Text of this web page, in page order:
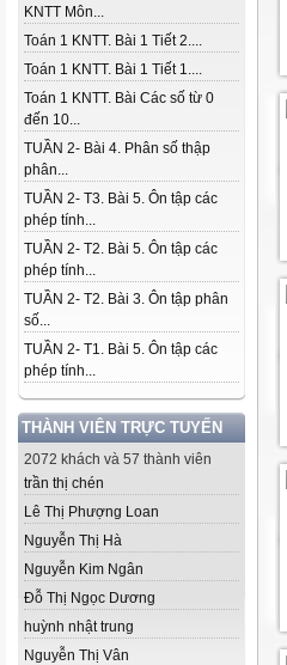
KNTT Môn...
Toán 1 KNTT. Bài 1 Tiết 2....
Toán 1 KNTT. Bài 1 Tiết 1....
Toán 1 KNTT. Bài Các số từ 0
đến 10...
TUẦN 2- Bài 4. Phân số thập
phân...
TUẦN 2- T3. Bài 5. Ôn tập các
phép tính...
TUẦN 2- T2. Bài 5. Ôn tập các
phép tính...
TUẦN 2- T2. Bài 3. Ôn tập phân
số...
TUẦN 2- T1. Bài 5. Ôn tập các
phép tính...
THÀNH VIÊN TRỰC TUYẾN
2072 khách và 57 thành viên
trần thị chén
Lê Thị Phượng Loan
Nguyễn Thị Hà
Nguyễn Kim Ngân
Đỗ Thị Ngọc Dương
huỳnh nhật trung
Nguyễn Thị Vân